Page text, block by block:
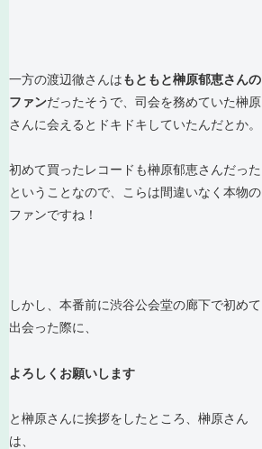
一方の渡辺徹さんは もともと榊原郁恵さんの
ファンだったそうで、司会を務めていた榊原
さんに会えるとドキドキしていたんだとか。
初めて買ったレコードも榊原郁恵さんだった
ということなので、こらは間違いなく本物の
ファンですね！
しかし、本番前に渋谷公会堂の廊下で初めて
出会った際に、
よろしくお願いします
と榊原さんに挨拶をしたところ、榊原さん
は、